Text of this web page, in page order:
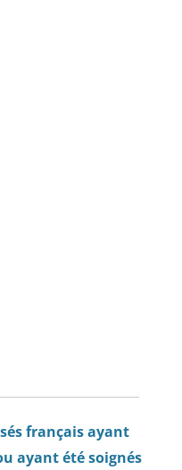
français ayant
ayant été soignés